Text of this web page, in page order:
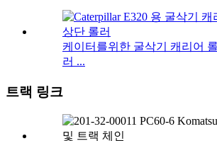
케이터를위한 굴삭기 캐리어
러 ...
트랙 링크